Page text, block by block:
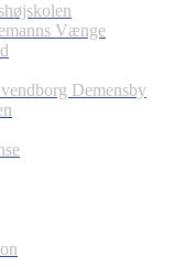
Vænge
Demensby